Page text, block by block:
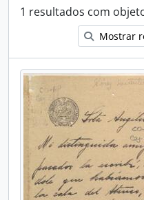
1 resultados com
Mostrar